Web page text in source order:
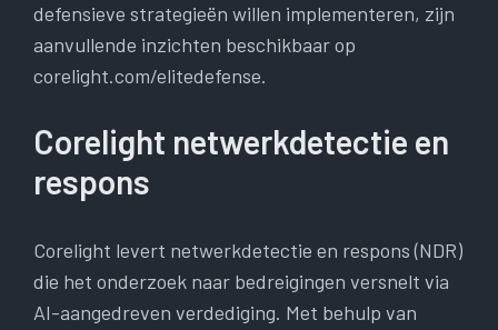
defensieve strategieën willen implementeren, zijn
aanvullende inzichten beschikbaar op
corelight.com/elitedefense.
Corelight netwerkdetectie en
respons
Corelight levert netwerkdetectie en respons (NDR)
die het onderzoek naar bedreigingen versnelt via
AI-aangedreven verdediging. Met behulp van